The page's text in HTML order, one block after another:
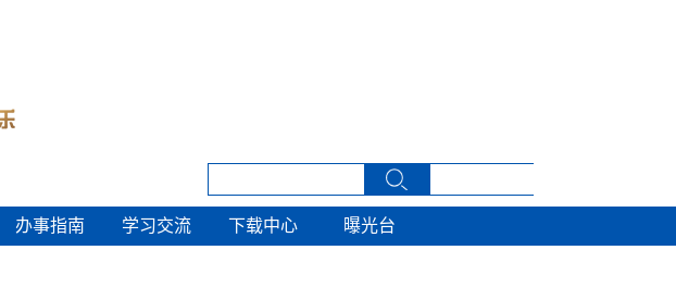
办事指南
办事指南 学习交流
学习交流 下载中心
下载中心 曝光台
曝光台